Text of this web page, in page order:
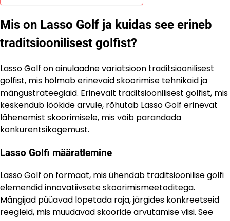
Mis on Lasso Golf ja kuidas see erineb
traditsioonilisest golfist?
Lasso Golf on ainulaadne variatsioon traditsioonilisest
golfist, mis hõlmab erinevaid skoorimise tehnikaid ja
mängustrateegiaid. Erinevalt traditsioonilisest golfist, mis
keskendub löökide arvule, rõhutab Lasso Golf erinevat
lähenemist skoorimisele, mis võib parandada
konkurentsikogemust.
Lasso Golfi määratlemine
Lasso Golf on formaat, mis ühendab traditsioonilise golfi
elemendid innovatiivsete skoorimismeetoditega.
Mängijad püüavad lõpetada raja, järgides konkreetseid
reegleid, mis muudavad skooride arvutamise viisi. See